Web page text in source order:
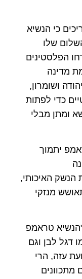
כי הנשיא
שלו
הפלסטינים
מדינה
יהודה ושומרון,
כדי לפתות
ומתן מבלי
יתמוך
הנשק האיכותי,
מנזקי
טראמפ
דגל לבן וגם
עזה, הרי
מתכוונים